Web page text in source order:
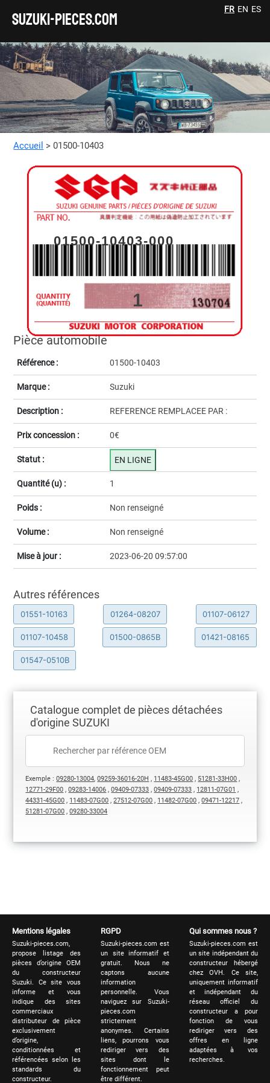
SUZUKI-pieces.com
FR EN ES
Accueil > 01500-10403
Pièce automobile
Référence : 01500-10403
Marque : Suzuki
Description : REFERENCE REMPLACEE PAR :
Prix concession : 0€
Statut : EN LIGNE
Quantité (u) : 1
Poids : Non renseigné
Volume : Non renseigné
Mise à jour : 2023-06-20 09:57:00
01500-10403-000
1
Autres références
01551-10163 01264-08207 01107-06127
01107-10458 01500-0865B 01421-08165
01547-0510B
Catalogue complet de pièces détachées
d'origine SUZUKI
Exemple :09280-13004,09259-36016-20H , 11483-45G00 , 51281-33H00 ,
12771-29F00 ,09283-14006 ,09409-07333 ,09409-07333 , 12811-07G01 ,
44331-45G00 , 11483-07G00 ,27512-07G00 , 11482-07G00 ,09471-12217 ,
51281-07G00 ,09280-33004
Mentions légales
Suzuki-pieces.com,
propose listage des
pièces d’origine OEM
du constructeur
Suzuki. Ce site vous
informe et vous
indique des sites
commerciaux
distributeur de pièce
exclusivement
d’origine,
conditionnées et
référencées selon les
standards du
constructeur.
RGPD
Suzuki-pieces.com est
un site informatif et
gratuit. Nous ne
captons aucune
information
personnelle. Vous
naviguez sur Suzuki-
pieces.com
strictement
anonymes. Certains
liens, pourrons vous
rediriger vers des
sites dont le
fonctionnement peut
être différent.
Qui sommes nous ?
Suzuki-pieces.com est
un site indépendant du
constructeur hébergé
chez OVH. Ce site,
uniquement informatif
et indépendant du
réseau officiel du
constructeur a pour
fonction de vous
rediriger vers des
offres en ligne
adaptées à vos
recherches.